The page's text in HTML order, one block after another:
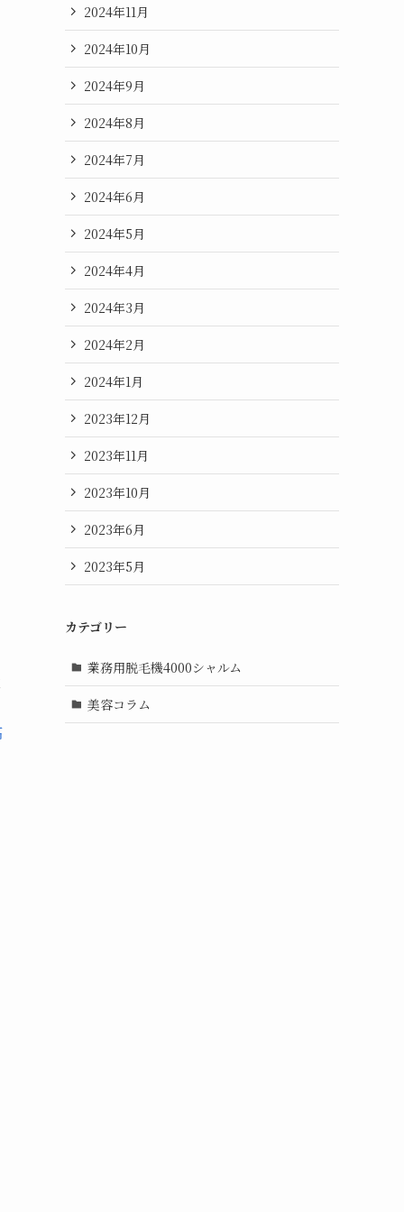
2024年11月
2024年10月
2024年9月
2024年8月
2024年7月
2024年6月
2024年5月
2024年4月
2024年3月
2024年2月
2024年1月
2023年12月
2023年11月
2023年10月
2023年6月
2023年5月
カテゴリー
業務用脱毛機4000シャルム
美容コラム